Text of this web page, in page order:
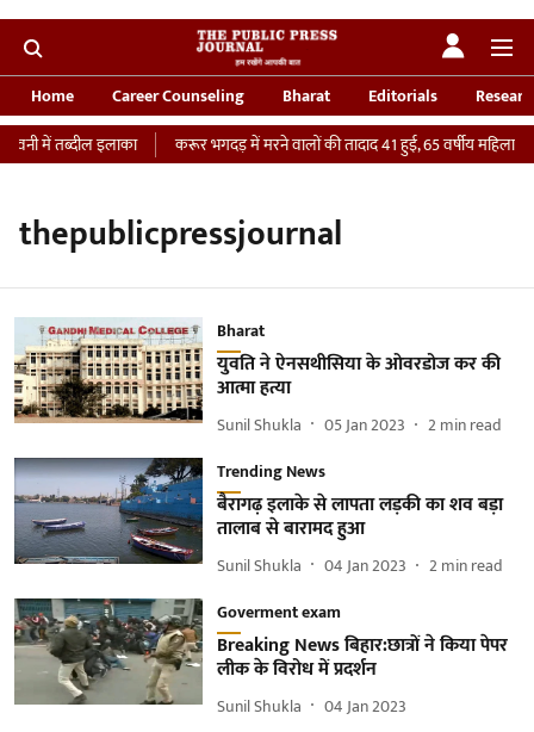
Home Career Counseling Bharat Editorials
में तब्दील इलाका
करूर भगदड़ में मरने वालों की तादाद 41 हुई, 65 वर्षीय महिला की
thepublicpressjournal
Bharat
युवति ने ऐनसथीसिया के ओवरडोज कर की
आत्मा हत्या
Sunil Shukla 05 Jan 2023 2min read
Trending News
बैरागढ़ इलाके से लापता लड़की का शव बड़ा
तालाब से बारामद हुआ
Sunil Shukla 04 Jan 2023 2min read
Goverment exam
Breaking News बिहार:छात्रों ने किया पेपर
लीक के विरोध में प्रदर्शन
Sunil Shukla 04 Jan 2023